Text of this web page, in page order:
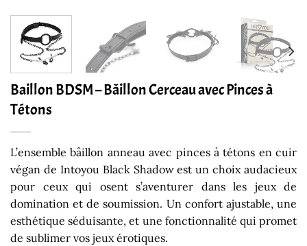
Baillon BDSM – Bâillon Cerceau avec Pinces à
Tétons
L’ensemble bâillon anneau avec pinces à tétons en cuir
végan de Intoyou Black Shadow est un choix audacieux
pour ceux qui osent s’aventurer dans les jeux de
domination et de soumission. Un confort ajustable, une
esthétique séduisante, et une fonctionnalité qui promet
de sublimer vos jeux érotiques.